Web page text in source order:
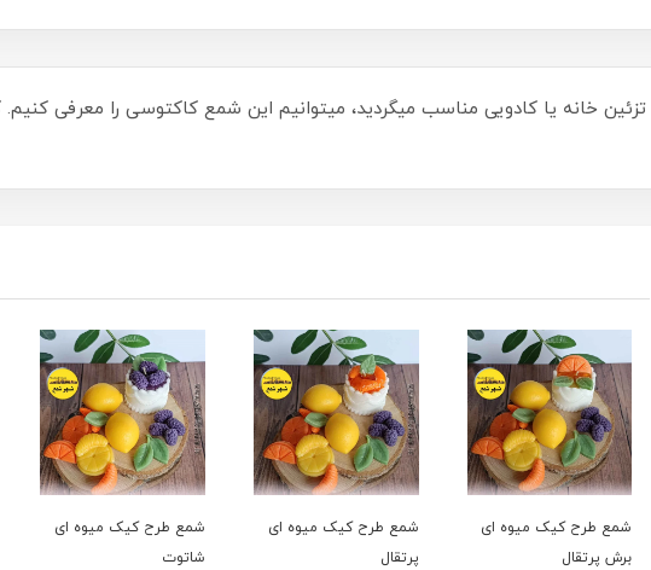
خانه یا کادویی مناسب میگردید، میتوانیم این شمع کاکتوسی را معرفی
طرح کیک میوه ای
پرتقال
شمع طرح کیک میوه ای
شمع طرح کیک میوه ای
توت